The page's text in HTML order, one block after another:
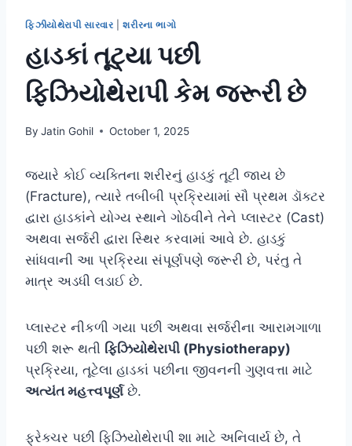
ફિઝીયોથેરાપી સારવાર |શરીરના ભાગો
હાડકાં તૂટ્યા પછી
ફિઝિયોથેરાપી કેમ જરૂરી છે
By Jatin Gohil October 1, 2025
જ્યારે કોઈ વ્યક્તિના શરીરનું હાડકું તૂટી જાય છે
(Fracture), ત્યારે તબીબી પ્રક્રિયામાં સૌ પ્રથમ ડૉક્ટર
દ્વારા હાડકાંને યોગ્ય સ્થાને ગોઠવીને તેને પ્લાસ્ટર (Cast)
અથવા સર્જરી દ્વારા સ્થિર કરવામાં આવે છે. હાડકું
સાંધવાની આ પ્રક્રિયા સંપૂર્ણપણે જરૂરી છે, પરંતુ તે
માત્ર અડધી લડાઈ છે.
પ્લાસ્ટર નીકળી ગયા પછી અથવા સર્જરીના આરામગાળા
પછી શરૂ થતી ફિઝિયોથેરાપી (Physiotherapy)
પ્રક્રિયા, તૂટેલા હાડકાં પછીના જીવનની ગુણવત્તા માટે
અત્યંત મહત્ત્વપૂર્ણછે.
ફ્રેક્ચર પછી ફિઝિયોથેરાપી શા માટે અનિવાર્ય છે, તે